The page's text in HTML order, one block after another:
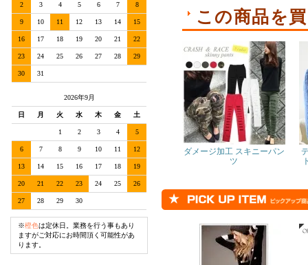
2 3 4 5 6 7 8
9 10 11 12 13 14 15
16 17 18 19 20 21 22
23 24 25 26 27 28 29
30 31
2026年9月
日 月 火 水 木 金 土
1 2 3 4 5
6 7 8 9 10 11 12
13 14 15 16 17 18 19
20 21 22 23 24 25 26
27 28 29 30
※橙色は定休日。業務を行う事もあり
ますがご対応にお時間頂く可能性があ
ります。
この商品を
ダメージ加工 スキニーパン
ツ